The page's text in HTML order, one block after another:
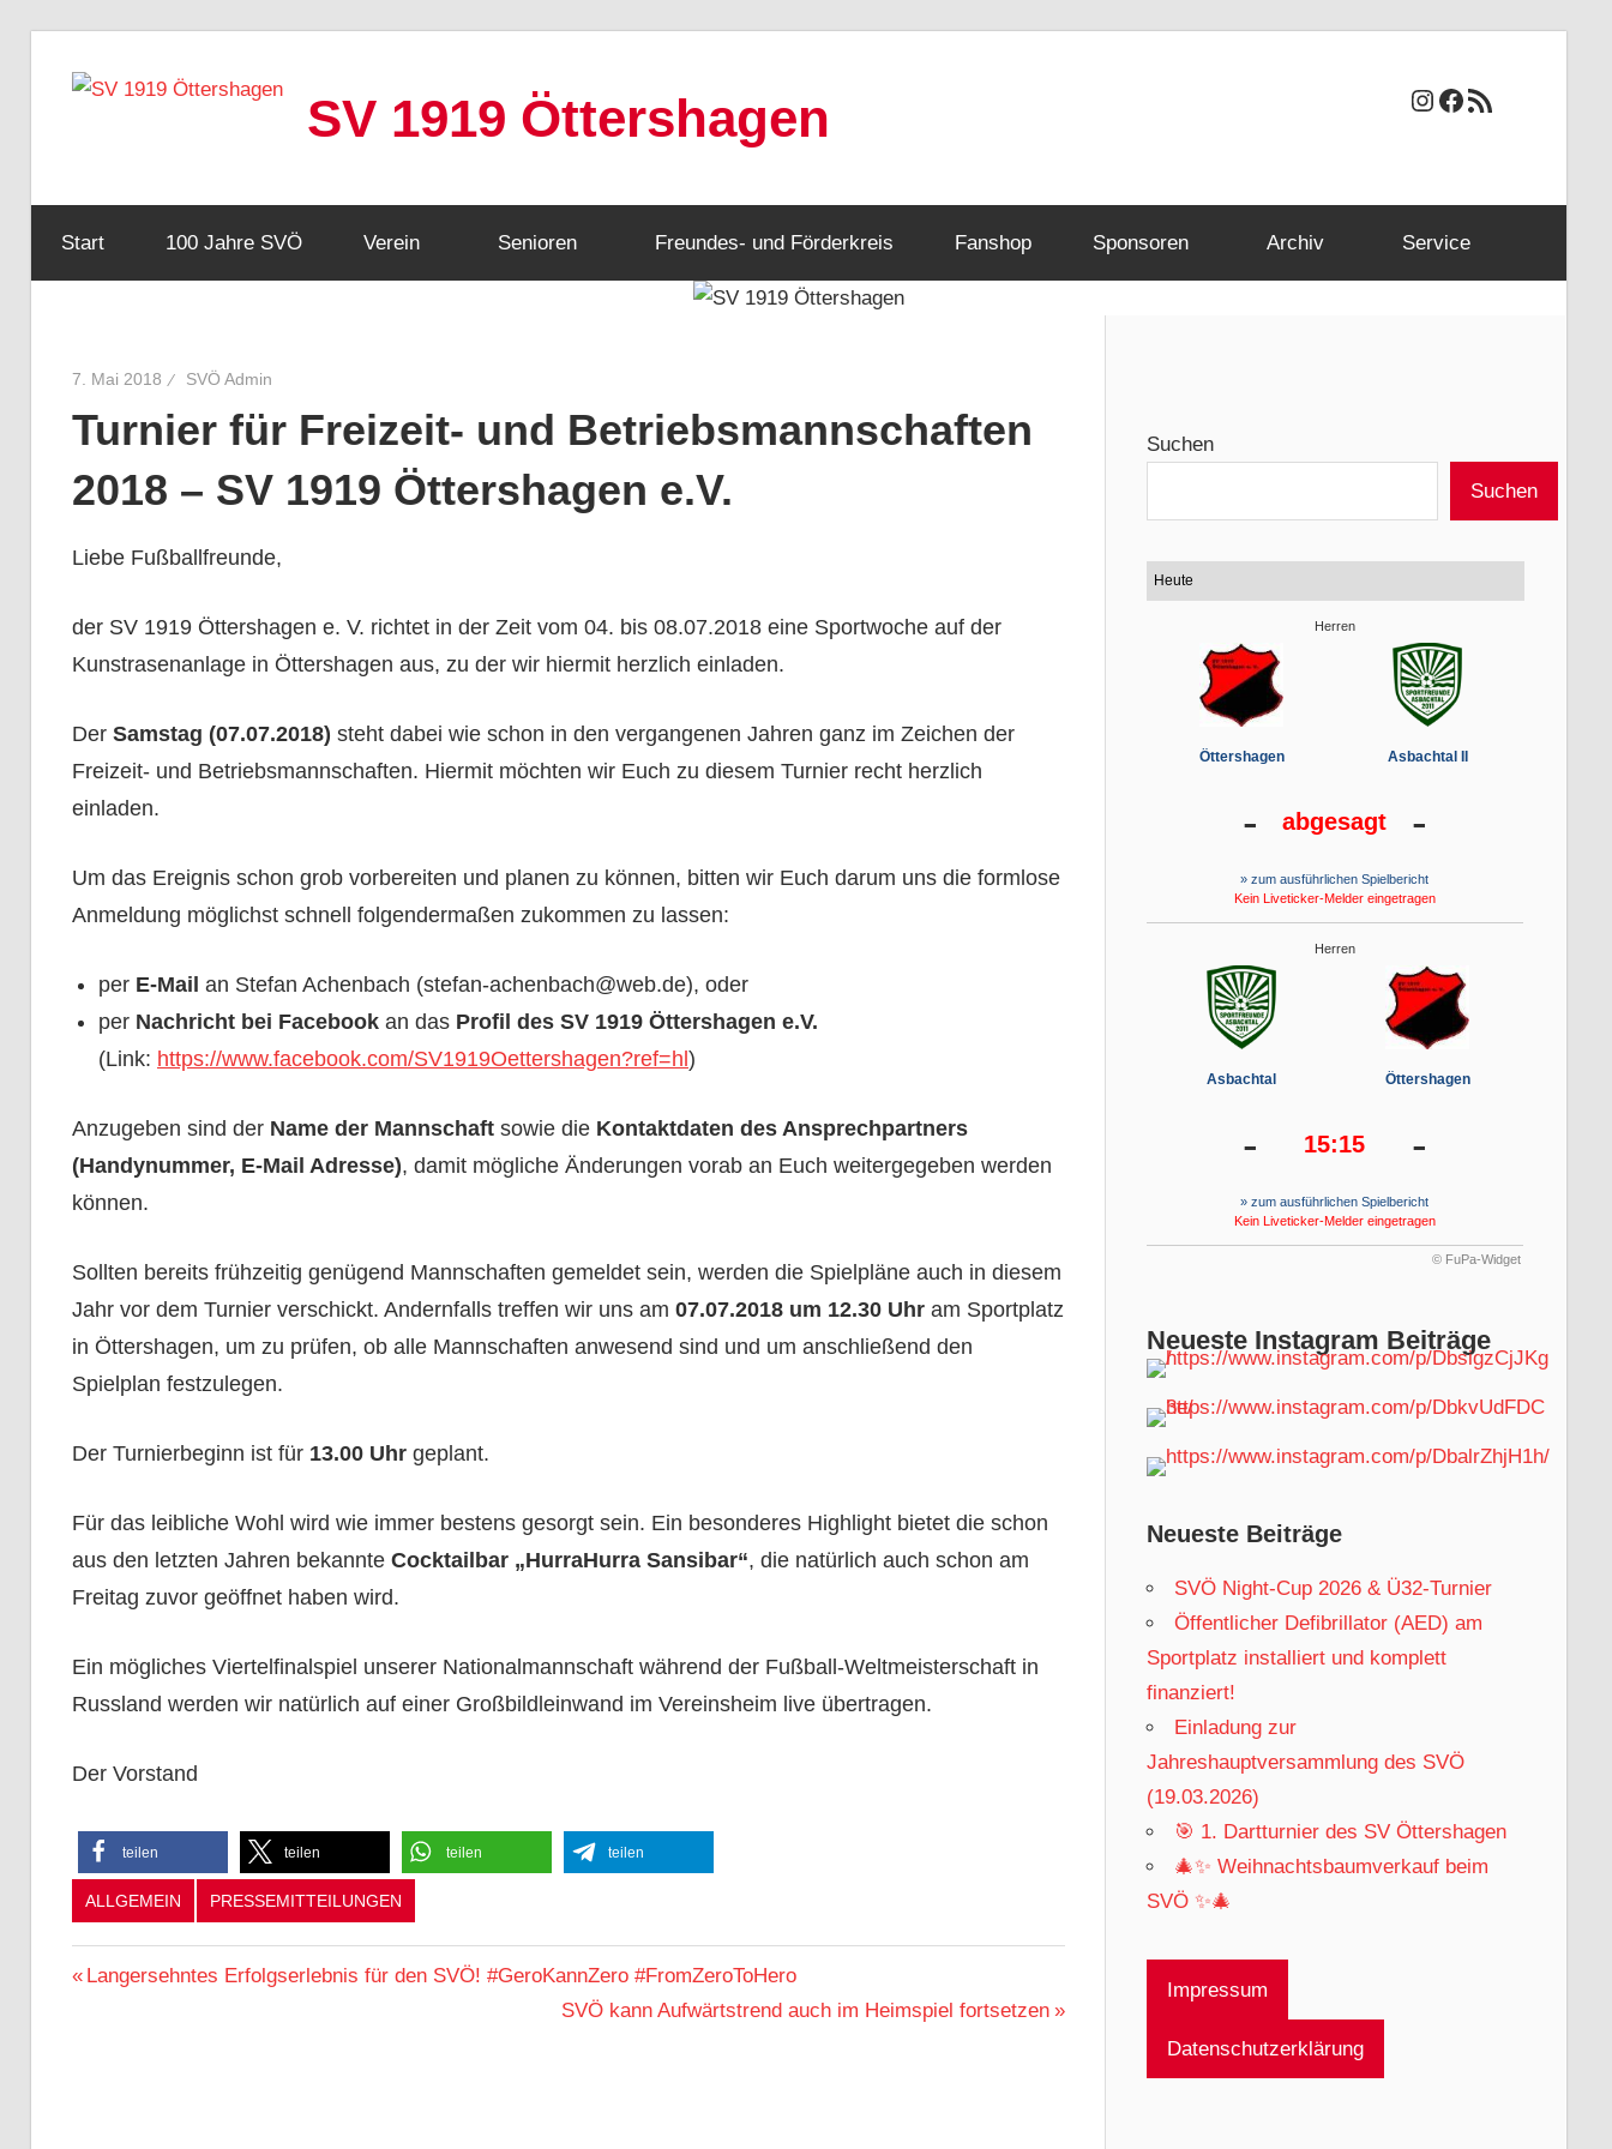
Inhalt
SV 1919 Öttershagen Instagram
Facebook
RSS-Feed
Start 100 Jahre SVÖ Verein Senioren Freundes- und Förderkreis Fanshop Sponsoren Archiv Service
7. Mai 2018 SVÖ Admin
Turnier für Freizeit- und Betriebsmannschaften
2018 – SV 1919 Öttershagen e.V.
Liebe Fußballfreunde,
der SV 1919 Öttershagen e. V. richtet in der Zeit vom 04. bis 08.07.2018 eine Sportwoche auf der
Kunstrasenanlage in Öttershagen aus, zu der wir hiermit herzlich einladen.
DerSamstag (07.07.2018) steht dabei wie schon in den vergangenen Jahren ganz im Zeichen der
Freizeit- und Betriebsmannschaften. Hiermit möchten wir Euch zu diesem Turnier recht herzlich
einladen.
Um das Ereignis schon grob vorbereiten und planen zu können, bitten wir Euch darum uns die formlose
Anmeldung möglichst schnell folgendermaßen zukommen zu lassen:
per E-Mail an Stefan Achenbach (stefan-achenbach@web.de), oder
per Nachricht bei Facebook an das Profil des SV 1919 Öttershagen e.V.
(Link: https://www.facebook.com/SV1919Oettershagen?ref=hl )
Anzugeben sind der Name der Mannschaft sowie die Kontaktdaten des Ansprechpartners
(Handynummer, E-Mail Adresse), damit mögliche Änderungen vorab an Euch weitergegeben werden
können.
Sollten bereits frühzeitig genügend Mannschaften gemeldet sein, werden die Spielpläne auch in diesem
Jahr vor dem Turnier verschickt. Andernfalls treffen wir uns am 07.07.2018 um 12.30 Uhram Sportplatz
in Öttershagen, um zu prüfen, ob alle Mannschaften anwesend sind und um anschließend den
Spielplan festzulegen.
Der Turnierbeginn ist für 13.00 Uhrgeplant.
Für das leibliche Wohl wird wie immer bestens gesorgt sein. Ein besonderes Highlight bietet die schon
aus den letzten Jahren bekannte Cocktailbar „HurraHurra Sansibar“, die natürlich auch schon am
Freitag zuvor geöffnet haben wird.
Ein mögliches Viertelfinalspiel unserer Nationalmannschaft während der Fußball-Weltmeisterschaft in
Russland werden wir natürlich auf einer Großbildleinwand im Vereinsheim live übertragen.
Der Vorstand
teilen teilen teilen teilen
ALLGEMEIN PRESSEMITTEILUNGEN
Beitragsnavigation
Vorheriger
Langersehntes Erfolgserlebnis für den SVÖ! #GeroKannZero #FromZeroToHero
Nächster
SVÖ kann Aufwärtstrend auch im Heimspiel fortsetzen
Suchen
Suchen
Heute
Herren
Öttershagen Asbachtal II
- abgesagt -
» zum ausführlichen Spielbericht
Kein Liveticker-Melder eingetragen
Herren
Asbachtal Öttershagen
- 15:15 -
» zum ausführlichen Spielbericht
Kein Liveticker-Melder eingetragen
© FuPa-Widget
Neueste Instagram Beiträge
Neueste Beiträge
SVÖ Night-Cup 2026 & Ü32-Turnier
Öffentlicher Defibrillator (AED) am
Sportplatz installiert und komplett
finanziert!
Einladung zur
Jahreshauptversammlung des SVÖ
(19.03.2026)
🎯 1. Dartturnier des SV Öttershagen
🎄✨ Weihnachtsbaumverkauf beim
SVÖ ✨🎄
Impressum
Datenschutzerklärung